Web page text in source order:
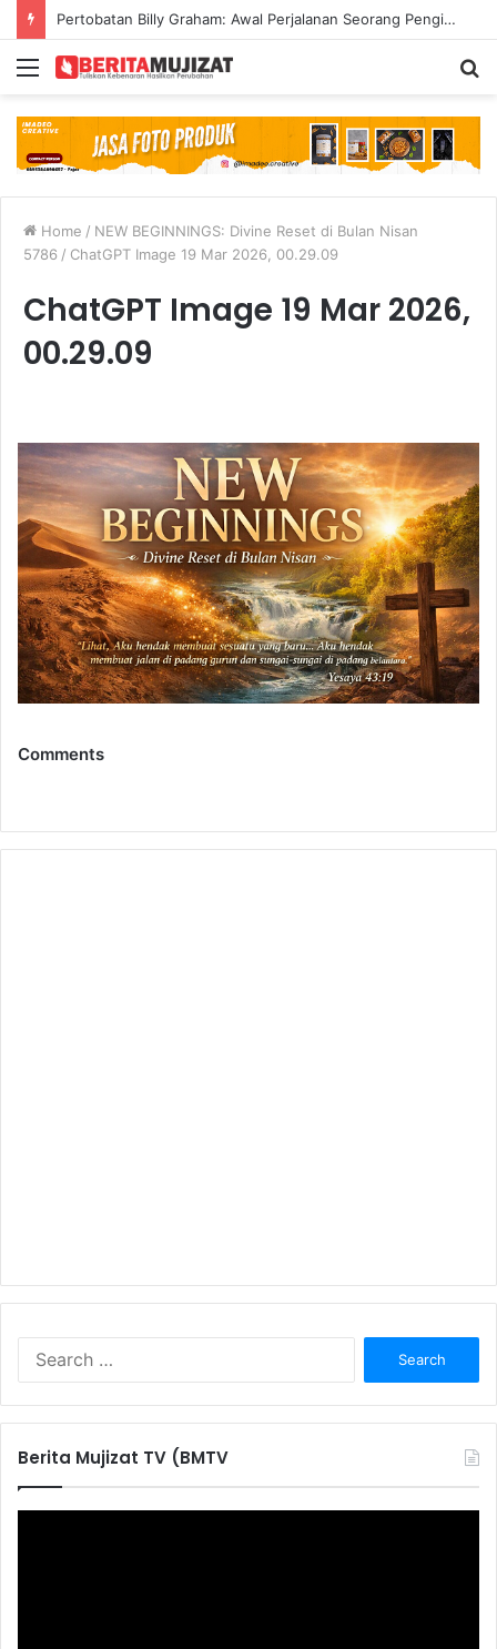
Pertobatan Billy Graham: Awal Perjalanan Seorang Penginjil Dunia
Menu
Home / NEW BEGINNINGS: Divine Reset di Bulan Nisan
5786 / ChatGPT Image 19 Mar 2026, 00.29.09
ChatGPT Image 19 Mar 2026,
00.29.09
Comments
f
o
Berita Mujizat TV (BMTV